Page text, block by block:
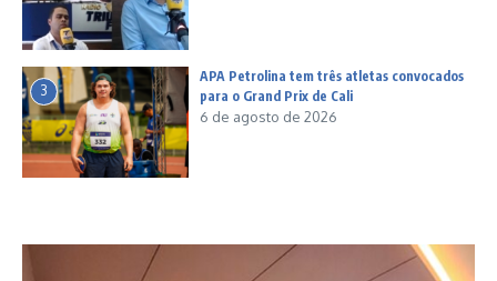
3
APA Petrolina tem três atletas convocados
para o Grand Prix de Cali
6 de agosto de 2026